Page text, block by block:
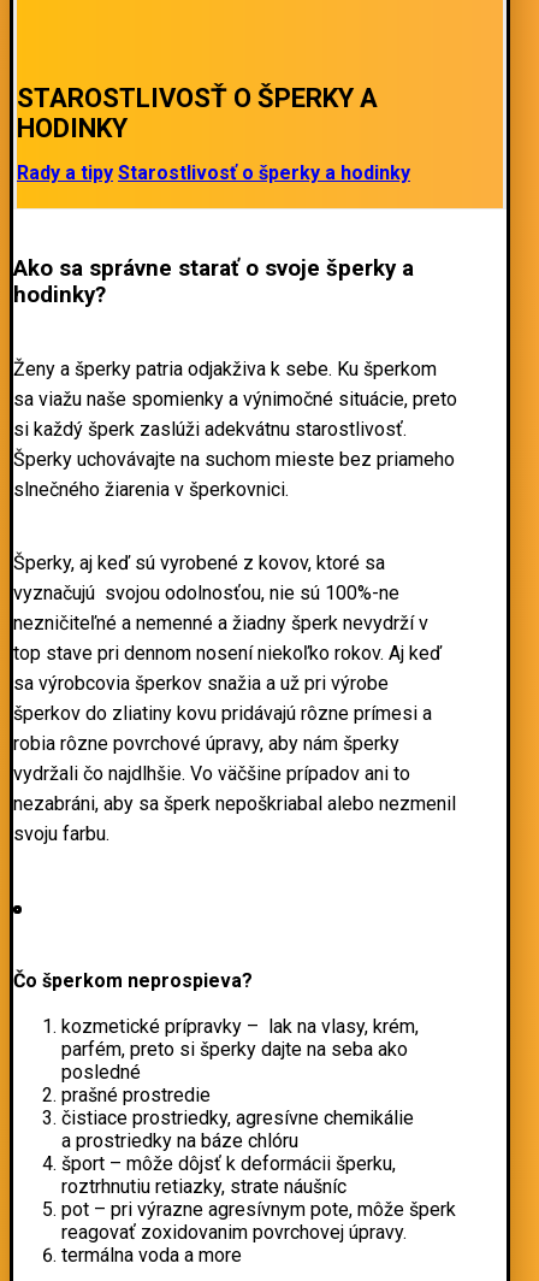
STAROSTLIVOSŤ O ŠPERKY A
HODINKY
Rady a tipy Starostlivosť o šperky a hodinky
Ako sa správne starať o svoje šperky a
hodinky?
Ženy a šperky patria odjakživa k sebe. Ku šperkom
sa viažu naše spomienky a výnimočné situácie, preto
si každý šperk zaslúži adekvátnu starostlivosť.
Šperky uchovávajte na suchom mieste bez priameho
slnečného žiarenia v šperkovnici.
Šperky, aj keď sú vyrobené z kovov, ktoré sa
vyznačujú svojou odolnosťou, nie sú 100%-ne
nezničiteľné a nemenné a žiadny šperk nevydrží v
top stave pri dennom nosení niekoľko rokov. Aj keď
sa výrobcovia šperkov snažia a už pri výrobe
šperkov do zliatiny kovu pridávajú rôzne prímesi a
robia rôzne povrchové úpravy, aby nám šperky
vydržali čo najdlhšie. Vo väčšine prípadov ani to
nezabráni, aby sa šperk nepoškriabal alebo nezmenil
svoju farbu.
Čo šperkom neprospieva?
kozmetické prípravky – lak na vlasy, krém,
parfém, preto si šperky dajte na seba ako
posledné
prašné prostredie
čistiace prostriedky, agresívne chemikálie
a prostriedky na báze chlóru
šport – môže dôjsť k deformácii šperku,
roztrhnutiu retiazky, strate náušníc
pot – pri výrazne agresívnym pote, môže šperk
reagovať zoxidovanim povrchovej úpravy.
termálna voda a more